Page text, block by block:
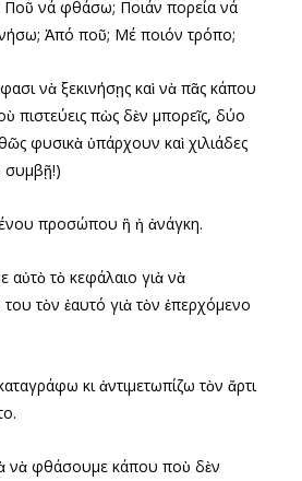
νά φθάσω; Ποιάν πορεία νά
Ἀπό ποῦ; Μέ ποιόν τρόπο;
νὰ ξεκινήσῃς καὶ νὰ πᾶς κάπου
πιστεύεις πὼς δὲν μπορεῖς, δύο
φυσικὰ ὑπάρχουν καὶ χιλιάδες
συμβῇ!)
προσώπου ἢ ἡ ἀνάγκη.
αὐτὸ τὸ κεφάλαιο γιὰ νὰ
του τὸν ἑαυτό γιὰ τὸν ἐπερχόμενο
κι ἀντιμετωπίζω τὸν ἄρτι
νὰ φθάσουμε κάπου ποὺ δὲν